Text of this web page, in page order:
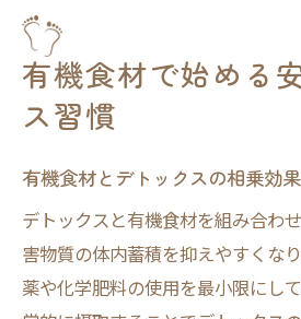
農薬デトックス方法の基
体内農薬排出に有機食材
デトックス習慣で安心な
有機野菜の活用で農薬リ
デトックス有機習慣の始
デトックスなら有機野菜の選
有機野菜デトックス効果
有機食材で始める
ス習慣
有機食材とデトックスの相乗効
デトックスと有機食材を組み合わ
害物質の体内蓄積を抑えやすくな
薬や化学肥料の使用を最小限にし